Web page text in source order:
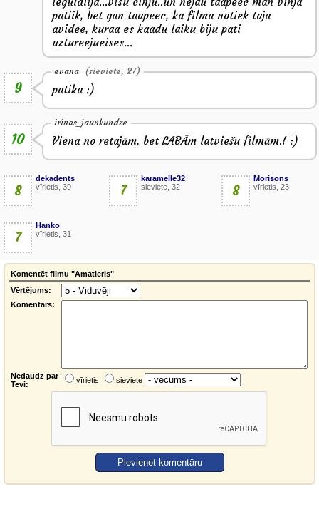
patiik, bet gan taapeec, ka filma notiek taja
avidee, kuraa es kaadu laiku biju pati
uztureejueises...
9
evana (sieviete, 27)
patika :)
10
irinas_jaunkundze
Viena no retajām, bet LABĀm latviešu filmām.! :)
8
dekadents
vīrietis, 39
7
karamelle32
sieviete, 32
8
Morisons
vīrietis, 23
7
Hanko
vīrietis, 31
Komentēt filmu "Amatieris"
Vērtējums:
Komentārs:
Nedaudz par
Tevi:
vīrietis sieviete